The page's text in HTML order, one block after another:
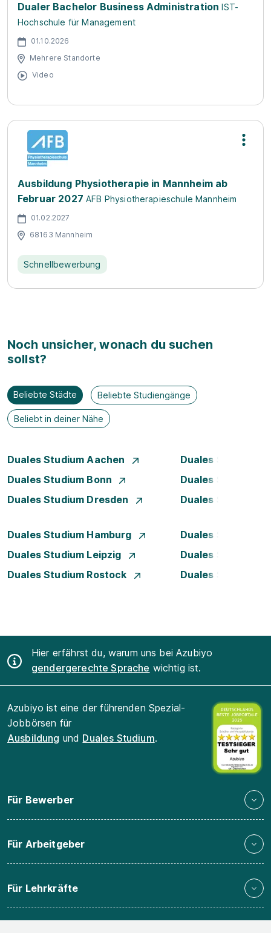
Dualer Bachelor Business Administration IST-
Hochschule für Management
01.10.2026
Mehrere Standorte
Video
Ausbildung Physiotherapie in Mannheim ab
Februar 2027 AFB Physiotherapieschule Mannheim
01.02.2027
68163 Mannheim
Schnellbewerbung
Noch unsicher, wonach du suchen
sollst?
Beliebte Städte Beliebte Studiengänge
Beliebt in deiner Nähe
Duales Studium Aachen
Duales Studium
Duales Studium Bonn
Duales Studium
Duales Studium Dresden
Duales Studium
Duales Studium Hamburg
Duales Studium
Duales Studium Leipzig
Duales Studium
Duales Studium Rostock
Duales Studium
Hier erfährst du, warum uns bei Azubiyo
gendergerechte Sprache wichtig ist.
Azubiyo ist eine der führenden Spezial-
Jobbörsen für
Ausbildung und Duales Studium.
Für Bewerber
Für Arbeitgeber
Für Lehrkräfte